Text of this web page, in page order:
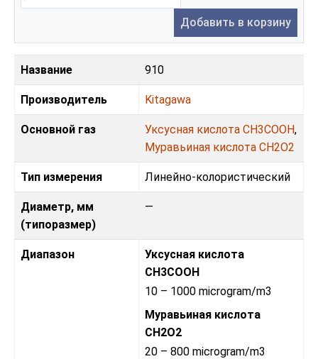
Добавить в корзину
Название 910
Производитель Kitagawa
Основной газ Уксусная кислота CH3COOH,
Муравьиная кислота CH2O2
Тип измерения Линейно-колористический
Диаметр, мм
(типоразмер)
—
Диапазон
Уксусная кислота
CH3COOH
10 – 1000 microgram/m3
Муравьиная кислота
CH2O2
20 – 800 microgram/m3